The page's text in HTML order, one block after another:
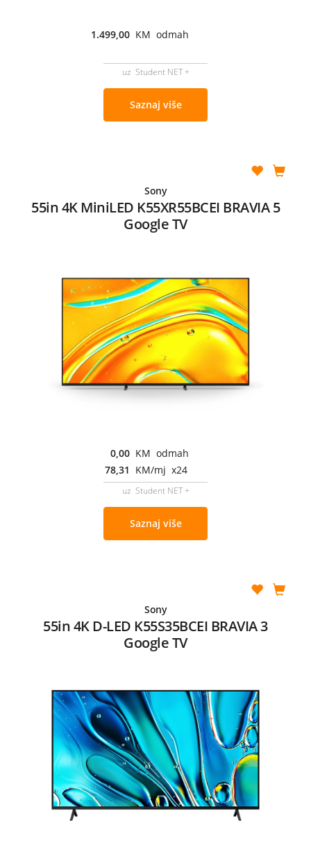
1.499,00 KM odmah
uz Student NET +
Saznaj više
Sony
55in 4K MiniLED K55XR55BCEI BRAVIA 5
Google TV
0,00 KM odmah
78,31 KM/mj x24
uz Student NET +
Saznaj više
Sony
55in 4K D-LED K55S35BCEI BRAVIA 3
Google TV